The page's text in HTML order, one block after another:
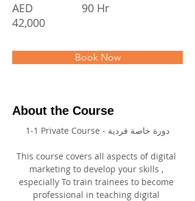
AED
42,000
90 Hr
Book Now
About the Course
1-1 Private Course - دورة خاصة فردية
This course covers all aspects of digital
marketing to develop your skills ,
especially To train trainees to become
professional in teaching digital